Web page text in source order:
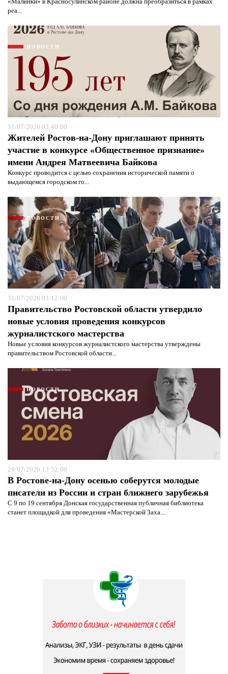
реа...
НОВОСТИ
31/07/2026 03:40:00
Жителей Ростов-на-Дону приглашают принять
участие в конкурсе «Общественное признание»
имени Андрея Матвеевича Байкова
Конкурс проводится с целью сохранения исторической памяти о
выдающемся городском го...
НОВОСТИ
31/07/2026 03:12:00
Правительство Ростовской области утвердило
новые условия проведения конкурсов
журналистского мастерства
Новые условия конкурсов журналистского мастерства утверждены
правительством Ростовской области...
НОВОСТИ
29/07/2026 13:52:00
В Ростове-на-Дону осенью соберутся молодые
писатели из России и стран ближнего зарубежья
С 9 по 19 сентября Донская государственная публичная библиотека
станет площадкой для проведения «Мастерской Заха...
Я согласен сполитикой конфиденциальности и
защиты информации*
Я согласен сполитикой конфиденциальности и
защиты информации*